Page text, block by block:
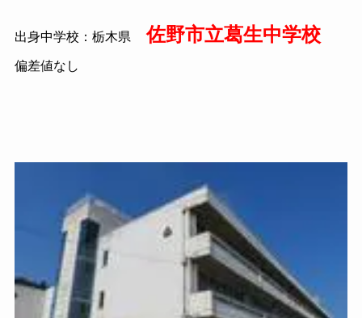
出身中学校：栃木県 佐野市立葛生中学校
偏差値なし